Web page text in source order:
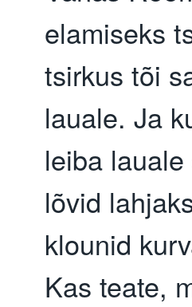
elamiseks
tsirkus tõi
lauale. Ja
leiba
lõvid
klounid
Kas teate,